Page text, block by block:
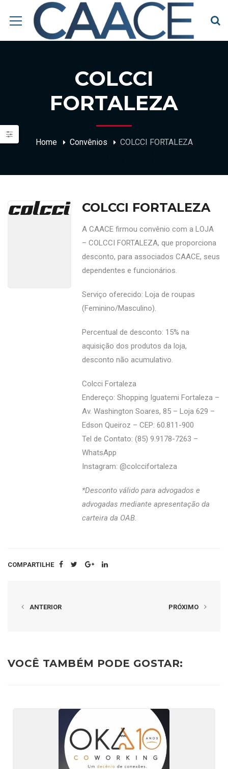
COLCCI
FORTALEZA
Home Convênios COLCCI FORTALEZA
COLCCI FORTALEZA
A CAACE firmou convênio com a LOJA
– COLCCI FORTALEZA, que proporciona
desconto, para associados CAACE, seus
dependentes e funcionários.
Serviço oferecido: Loja de roupas
(Feminino/Masculino).
Percentual de desconto: 15% na
aquisição dos produtos da loja,
desconto não acumulativo.
Colcci Fortaleza
Endereço: Shopping Iguatemi Fortaleza –
Av. Washington Soares, 85 – Loja 629 –
Edson Queiroz – CEP: 60.811-900
Tel de Contato: (85) 9.9178-7263 –
WhatsApp
Instagram: @colccifortaleza
*Desconto válido para advogados e
advogadas mediante apresentação da
carteira da OAB.
COMPARTILHE
ANTERIOR PRÓXIMO
VOCÊ TAMBÉM PODE GOSTAR: